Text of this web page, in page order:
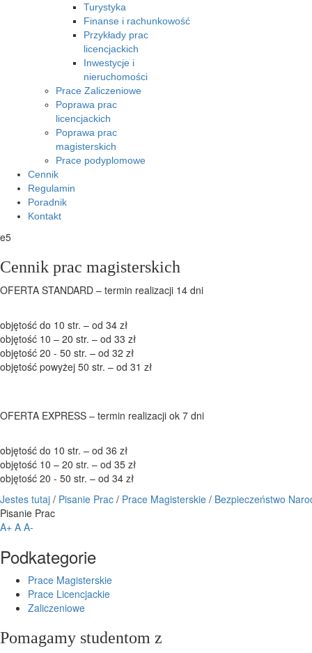
Turystyka
Finanse i rachunkowość
Przykłady prac
licencjackich
Inwestycje i
nieruchomości
Prace Zaliczeniowe
Poprawa prac
licencjackich
Poprawa prac
magisterskich
Prace podyplomowe
Cennik
Regulamin
Poradnik
Kontakt
e5
Cennik prac magisterskich
OFERTA STANDARD – termin realizacji 14 dni
objętość do 10 str. – od 34 zł
objętość 10 – 20 str. – od 33 zł
objętość 20 - 50 str. – od 32 zł
objętość powyżej 50 str. – od 31 zł
OFERTA EXPRESS – termin realizacji ok 7 dni
objętość do 10 str. – od 36 zł
objętość 10 – 20 str. – od 35 zł
objętość 20 - 50 str. – od 34 zł
Jestes tutaj / Pisanie Prac / Prace Magisterskie / Bezpieczeństwo
Pisanie Prac
A+ A A-
Podkategorie
Prace Magisterskie
Prace Licencjackie
Zaliczeniowe
Pomagamy studentom z